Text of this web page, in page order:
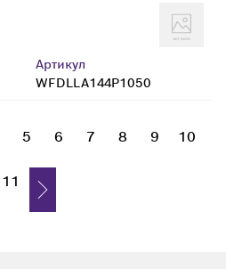
Артикул
WFDLLA144P1050
5 6 7 8 9 10
11